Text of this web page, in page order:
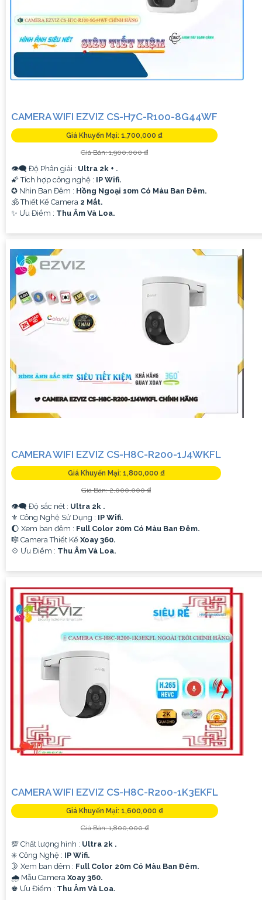
Hãy bảo vệ tài sản và gia đình của bạn một cách an toàn và
hiệu quả với Camera 2K 4MP ngay hôm nay!
Liên hệ với chúng tôi để biết thêm thông tin chi tiết và nhận
tư vấn miễn phí.
CAMERA WIFI EZVIZ CS-H7C-R100-8G44WF
Giá Khuyến Mại: 1,700,000 ₫
Giá Bán: 1,900,000 ₫
👁️‍🗨 Độ Phân giải : Ultra 2k + .
🌠 Tích hợp công nghệ : IP Wifi.
✪ Nhìn Ban Đêm : Hồng Ngoại 10m Có Màu Ban Ðêm.
🕉️ Thiết Kế Camera 2 Mắt.
️✨ Ưu Điểm : Thu Âm Và Loa.
CAMERA WIFI EZVIZ CS-H8C-R200-1J4WKFL
Giá Khuyến Mại: 1,800,000 ₫
Giá Bán: 2,000,000 ₫
👁️‍🗨 Độ sắc nét : Ultra 2k .
⚜️ Công Nghệ Sử Dụng : IP Wifi.
🌔 Xem ban đêm : Full Color 20m Có Màu Ban Ðêm.
🎼️ Camera Thiết Kế Xoay 360.
️💠 Ưu Điểm : Thu Âm Và Loa.
CAMERA WIFI EZVIZ CS-H8C-R200-1K3EKFL
Giá Khuyến Mại: 1,600,000 ₫
Giá Bán: 1,800,000 ₫
💯 Chất lượng hình : Ultra 2k .
✳️ Công Nghệ : IP Wifi.
🌛 Xem ban đêm : Full Color 20m Có Màu Ban Ðêm.
🌧️ Mẫu Camera Xoay 360.
️♚ Ưu Điểm : Thu Âm Và Loa.